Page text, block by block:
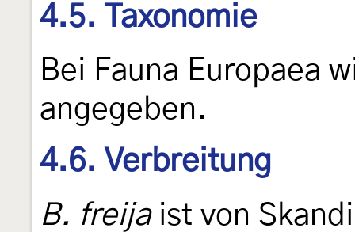
4.5. Taxonomie
Bei Fauna Europaea
angegeben.
4.6. Verbreitung
B. freijaist von